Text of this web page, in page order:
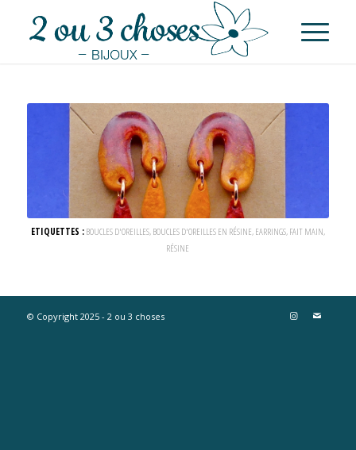
ETIQUETTES :BOUCLES D'OREILLES,BOUCLES D'OREILLES EN RÉSINE,EARRINGS,FAIT MAIN,
RÉSINE
© Copyright 2025 - 2 ou 3 choses